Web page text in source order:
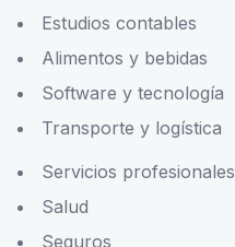
Estudios contables
Alimentos y bebidas
Software y tecnología
Transporte y logística
Servicios profesionales
Salud
Seguros